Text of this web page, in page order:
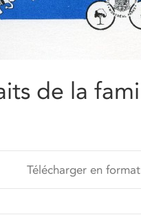
de la
Télécharger en